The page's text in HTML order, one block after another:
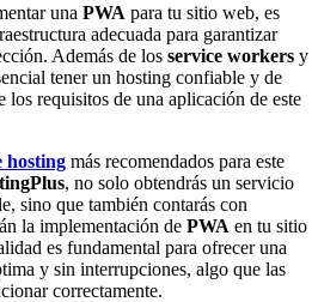
una PWA para tu sitio web, es
adecuada para garantizar
Además de los service workers y
tener un hosting confiable y de
los requisitos de una aplicación de este
hosting más recomendados para este
, no solo obtendrás un servicio
sino que también contarás con
la implementación de PWA en tu sitio
es fundamental para ofrecer una
y sin interrupciones, algo que las
correctamente.